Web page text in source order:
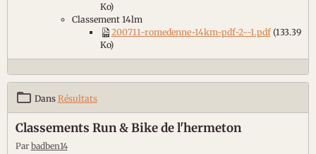
Ko)
Classement 14lm
200711-romedenne-14km-pdf-2--1.pdf(133.39
Ko)
Dans Résultats
Classements Run & Bike de l'hermeton
Par badben14